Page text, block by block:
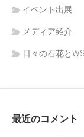
イベント出展
メディア紹介
日々の石花とWS
最近のコメント